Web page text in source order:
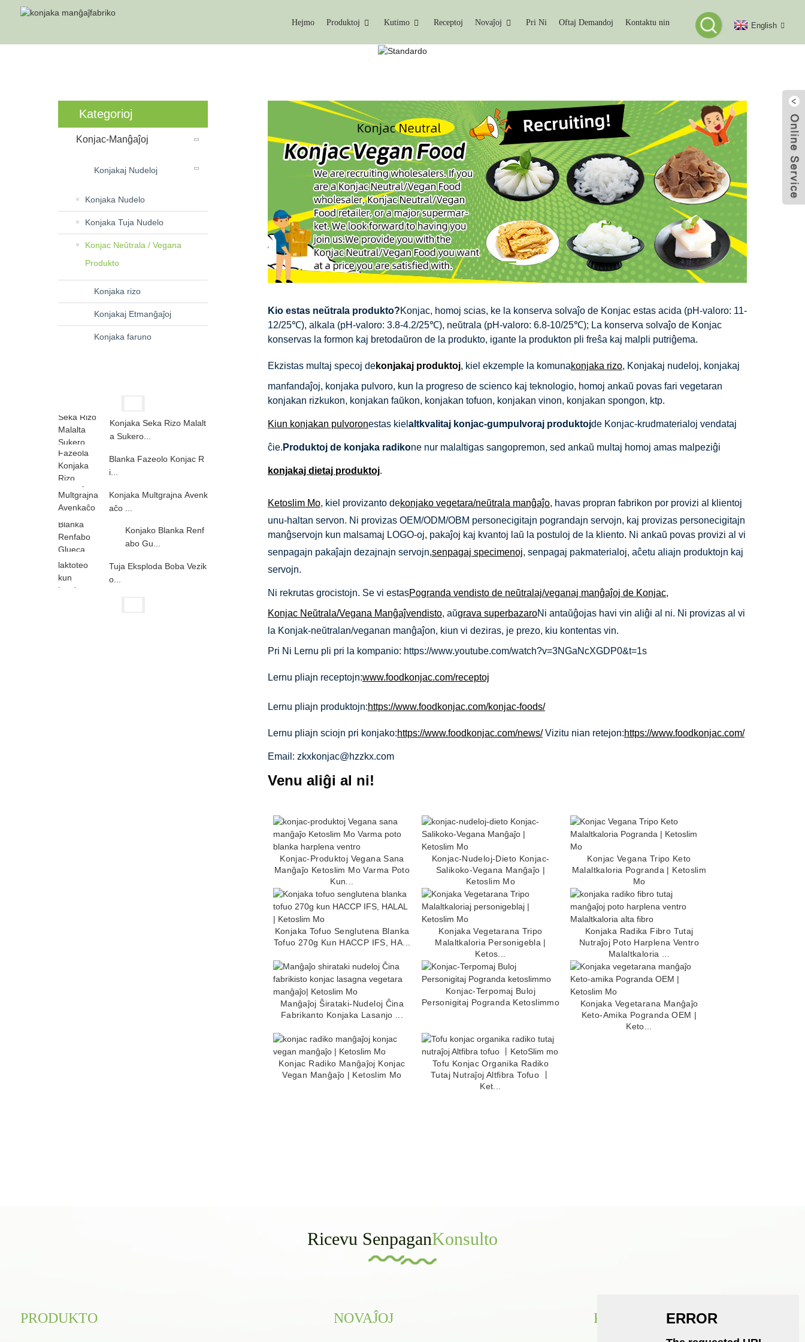
Hejmo Produktoj Kutimo Receptoj Novaĵoj Pri Ni Oftaj Demandoj Kontaktu nin English
Kategorioj
Konjac-Manĝaĵoj
Konjakaj Nudeloj
Konjaka Nudelo
Konjaka Tuja Nudelo
Konjac Neŭtrala / Vegana
Produkto
Konjaka rizo
Konjakaj Etmanĝaĵoj
Konjaka faruno
Konjaka Seka Rizo Malalt
a Sukero...
Blanka Fazeolo Konjac R
i...
Konjaka Multgrajna Avenk
aĉo ...
Konjako Blanka Renf
abo Gu...
Tuja Eksploda Boba Vezik
o...
Kio estas neŭtrala produkto?Konjac, homoj scias, ke la konserva solvaĵo de Konjac estas acida (pH-valoro: 11-
12/25℃), alkala (pH-valoro: 3.8-4.2/25℃), neŭtrala (pH-valoro: 6.8-10/25℃); La konserva solvaĵo de Konjac
konservas la formon kaj bretodaŭron de la produkto, igante la produkton pli freŝa kaj malpli putriĝema.
Ekzistas multaj specoj dekonjakaj produktoj, kiel ekzemple la komunakonjaka rizo, Konjakaj nudeloj, konjakaj
manfandaĵoj, konjaka pulvoro, kun la progreso de scienco kaj teknologio, homoj ankaŭ povas fari vegetaran
konjakan rizkukon, konjakan faŭkon, konjakan tofuon, konjakan vinon, konjakan spongon, ktp.
Kiun konjakan pulvoronestas kiel altkvalitaj konjac-gumpulvoraj produktojde Konjac-krudmaterialoj vendataj
ĉie. Produktoj de konjaka radikone nur malaltigas sangopremon, sed ankaŭ multaj homoj amas malpeziĝi
konjakaj dietaj produktoj.
Ketoslim Mo, kiel provizanto dekonjako vegetara/neŭtrala manĝaĵo, havas propran fabrikon por provizi al klientoj
unu-haltan servon. Ni provizas OEM/ODM/OBM personecigitajn pograndajn servojn, kaj provizas personecigitajn
manĝservojn kun malsamaj LOGO-oj, pakaĵoj kaj kvantoj laŭ la postuloj de la kliento. Ni ankaŭ povas provizi al vi
senpagajn pakaĵajn dezajnajn servojn,senpagaj specimenoj, senpagaj pakmaterialoj, aĉetu aliajn produktojn kaj
servojn.
Ni rekrutas grocistojn. Se vi estasPogranda vendisto de neŭtralaj/veganaj manĝaĵoj de Konjac,
Konjac Neŭtrala/Vegana Manĝaĵvendisto, aŭgrava superbazaroNi antaŭĝojas havi vin aliĝi al ni. Ni provizas al vi
la Konjak-neŭtralan/veganan manĝaĵon, kiun vi deziras, je prezo, kiu kontentas vin.
Pri Ni Lernu pli pri la kompanio: https://www.youtube.com/watch?v=3NGaNcXGDP0&t=1s
Lernu pliajn receptojn:www.foodkonjac.com/receptoj
Lernu pliajn produktojn:https://www.foodkonjac.com/konjac-foods/
Lernu pliajn sciojn pri konjako:https://www.foodkonjac.com/news/ Vizitu nian retejon:https://www.foodkonjac.com/
Email: zkxkonjac@hzzkx.com
Venu aliĝi al ni!
Konjac-Produktoj Vegana Sana
Manĝaĵo Ketoslim Mo Varma Poto
Kun...
Konjac-Nudeloj-Dieto Konjac-
Salikoko-Vegana Manĝaĵo |
Ketoslim Mo
Konjac Vegana Tripo Keto
Malaltkaloria Pogranda | Ketoslim
Mo
Konjaka Tofuo Senglutena Blanka
Tofuo 270g Kun HACCP IFS, HA...
Konjaka Vegetarana Tripo
Malaltkaloria Personigebla |
Ketos...
Konjaka Radika Fibro Tutaj
Nutraĵoj Poto Harplena Ventro
Malaltkaloria ...
Manĝaĵoj Ŝirataki-Nudeloj Ĉina
Fabrikanto Konjaka Lasanjo ...
Konjac-Terpomaj Buloj
Personigitaj Pogranda Ketoslimmo
Konjaka Vegetarana Manĝaĵo
Keto-Amika Pogranda OEM |
Keto...
Konjac Radiko Manĝaĵoj Konjac
Vegan Manĝaĵo | Ketoslim Mo
Tofu Konjac Organika Radiko
Tutaj Nutraĵoj Altfibra Tofuo 丨
Ket...
Ricevu SenpaganKonsulto
PRODUKTO NOVAĴOJ KONTAKTO